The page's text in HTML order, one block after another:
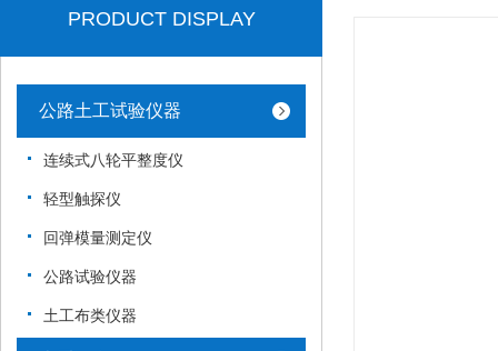
PRODUCT DISPLAY
公路土工试验仪器
连续式八轮平整度仪
轻型触探仪
回弹模量测定仪
公路试验仪器
土工布类仪器